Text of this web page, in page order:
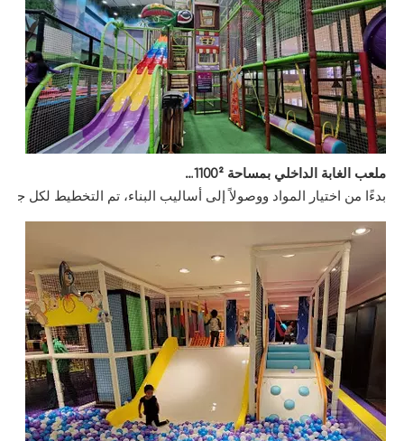
بدءًا من اختيار المواد ووصولاً إلى أساليب البناء، تم التخطيط